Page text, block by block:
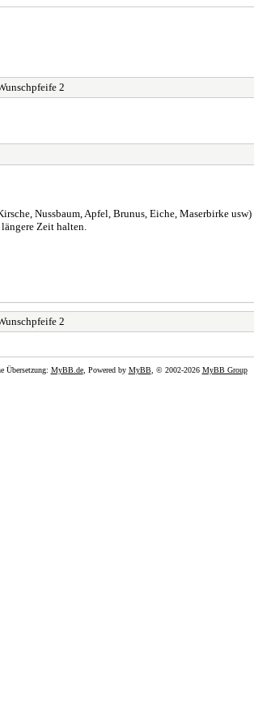
2
Nussbaum, Apfel, Brunus, Eiche, Maserbirke
Zeit halten.
2
Übersetzung: MyBB.de, Powered by MyBB, © 2002-2026 MyBB Group